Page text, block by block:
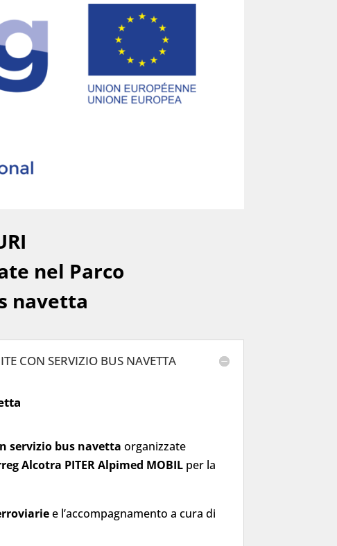
nel Parco
navetta
CON SERVIZIO BUS NAVETTA
servizio bus navetta organizzate
Alcotra PITER Alpimed MOBIL per la
e l’accompagnamento a cura di